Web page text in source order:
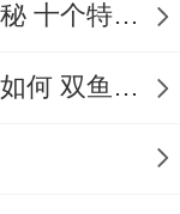
读文昌咒。
座女性的多
处女座女生性格脾气及弱点揭秘 十个特点惊人！
双鱼座和天秤座的爱情匹配度如何 双鱼天秤缘分会怎样